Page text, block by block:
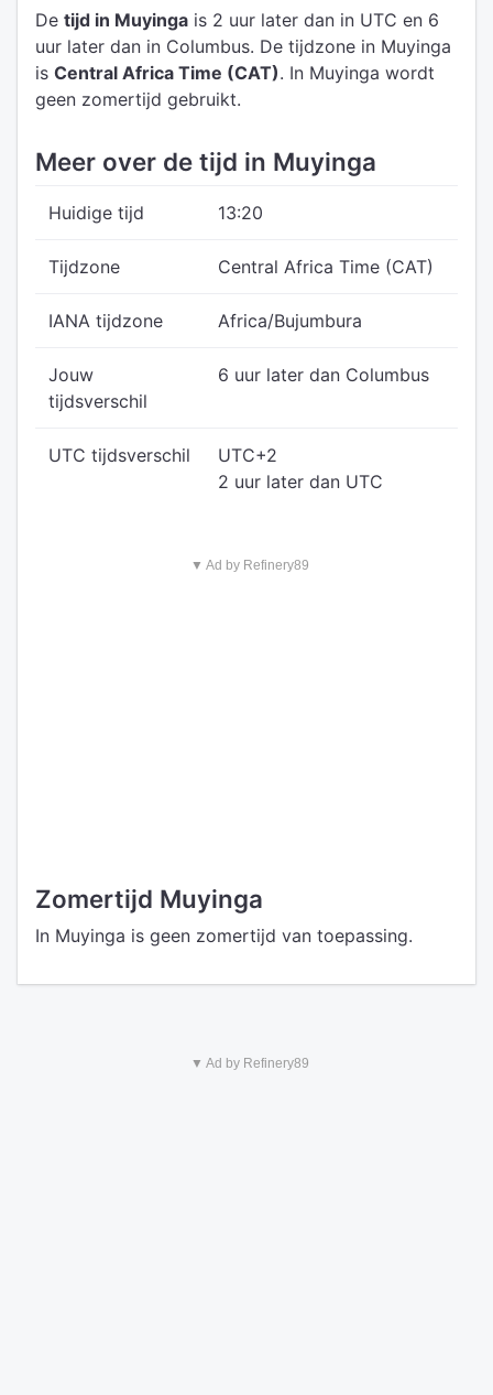
De tijd in Muyinga is 2 uur later dan in UTC en 6
uur later dan in Columbus. De tijdzone in Muyinga
is Central Africa Time (CAT). In Muyinga wordt
geen zomertijd gebruikt.
Meer over de tijd in Muyinga
Huidige tijd 13:20
Tijdzone Central Africa Time (CAT)
IANA tijdzone Africa/Bujumbura
Jouw
tijdsverschil
6 uur later dan Columbus
UTC tijdsverschil
UTC+2
2 uur later dan UTC
▼ Ad by Refinery89
Zomertijd Muyinga
In Muyinga is geen zomertijd van toepassing.
▼ Ad by Refinery89